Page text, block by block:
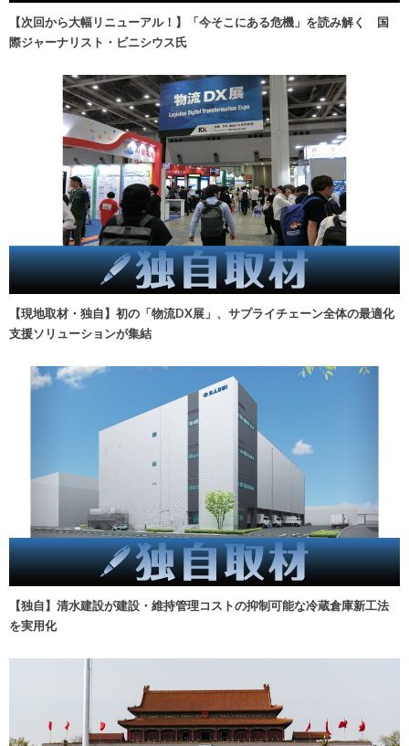
【次回から大幅リニューアル！】「今そこにある危機」を読み解く 国
際ジャーナリスト・ビニシウス氏
【現地取材・独自】初の「物流DX展」、サプライチェーン全体の最適化
支援ソリューションが集結
【独自】清水建設が建設・維持管理コストの抑制可能な冷蔵倉庫新工法
を実用化